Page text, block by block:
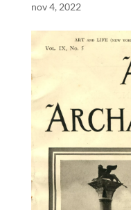
nov 4, 2022